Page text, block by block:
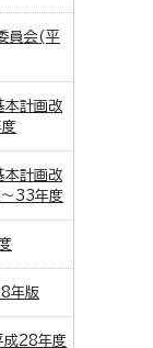
員会(平
本計画改
本計画改
33年度
年版
成28年度